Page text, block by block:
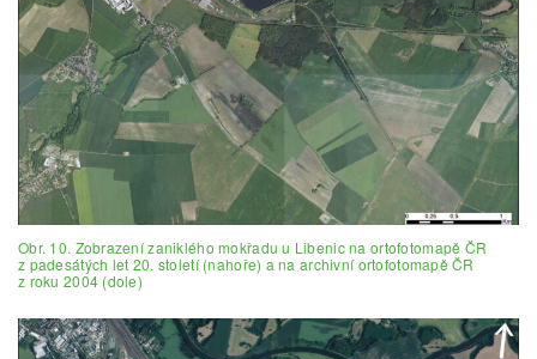
Obr. 10. Zobrazení zaniklého mokřadu u Libenic na ortofotomapě ČR
z padesátých let 20. století (nahoře) a na archivní ortofotomapě ČR
z roku 2004 (dole)